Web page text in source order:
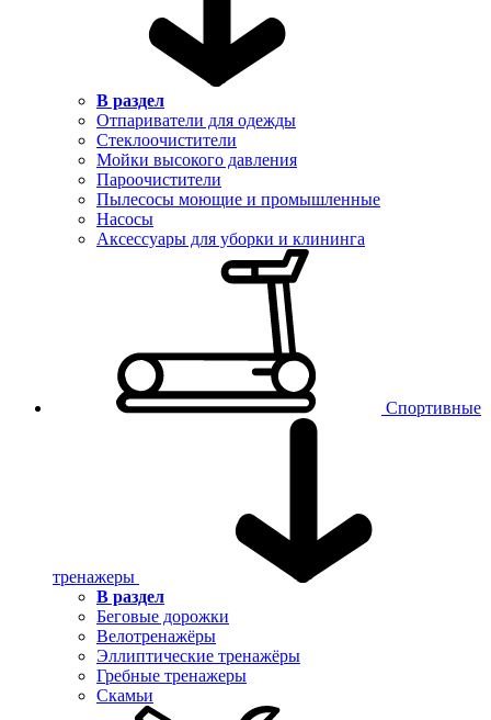
В раздел
Отпариватели для одежды
Стеклоочистители
Мойки высокого давления
Пароочистители
Пылесосы моющие и промышленные
Насосы
Аксессуары для уборки и клининга
Спортивные
тренажеры
В раздел
Беговые дорожки
Велотренажёры
Эллиптические тренажёры
Гребные тренажеры
Скамьи